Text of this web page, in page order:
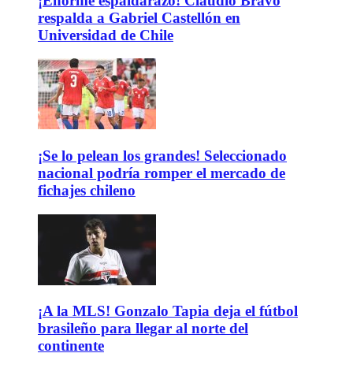
respalda a Gabriel Castellón en
Universidad de Chile
¡Se lo pelean los grandes! Seleccionado
nacional podría romper el mercado de
fichajes chileno
¡A la MLS! Gonzalo Tapia deja el fútbol
brasileño para llegar al norte del
continente